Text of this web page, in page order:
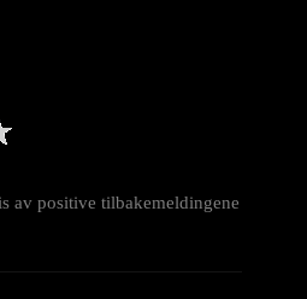
av positive tilbakemeldingene